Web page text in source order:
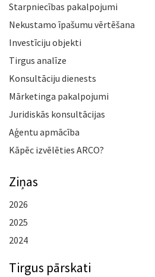
Starpniecības pakalpojumi
Nekustamo īpašumu vērtēšana
Investīciju objekti
Tirgus analīze
Konsultāciju dienests
Mārketinga pakalpojumi
Juridiskās konsultācijas
Aģentu apmācība
Kāpēc izvēlēties ARCO?
Ziņas
2026
2025
2024
Tirgus pārskati